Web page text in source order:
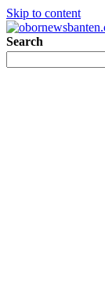
Skip to content
Search